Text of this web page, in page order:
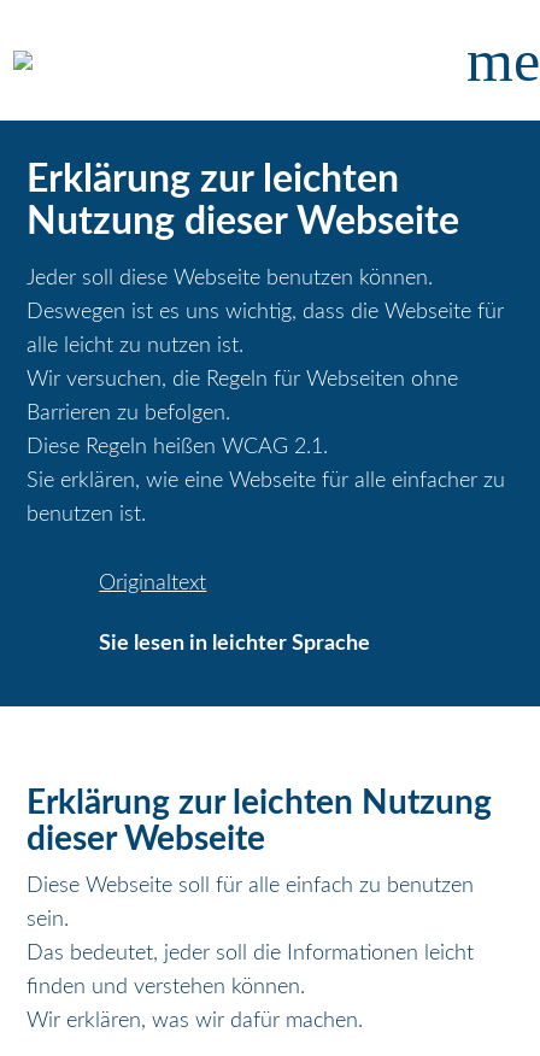
Erklärung zur leichten
Nutzung dieser Webseite
Jeder soll diese Webseite benutzen können.
Deswegen ist es uns wichtig, dass die Webseite für
alle leicht zu nutzen ist.
Wir versuchen, die Regeln für Webseiten ohne
Barrieren zu befolgen.
Diese Regeln heißen WCAG 2.1.
Sie erklären, wie eine Webseite für alle einfacher zu
benutzen ist.
Originaltext
Sie lesen in leichter Sprache
Erklärung zur leichten Nutzung
dieser Webseite
Diese Webseite soll für alle einfach zu benutzen
sein.
Das bedeutet, jeder soll die Informationen leicht
finden und verstehen können.
Wir erklären, was wir dafür machen.